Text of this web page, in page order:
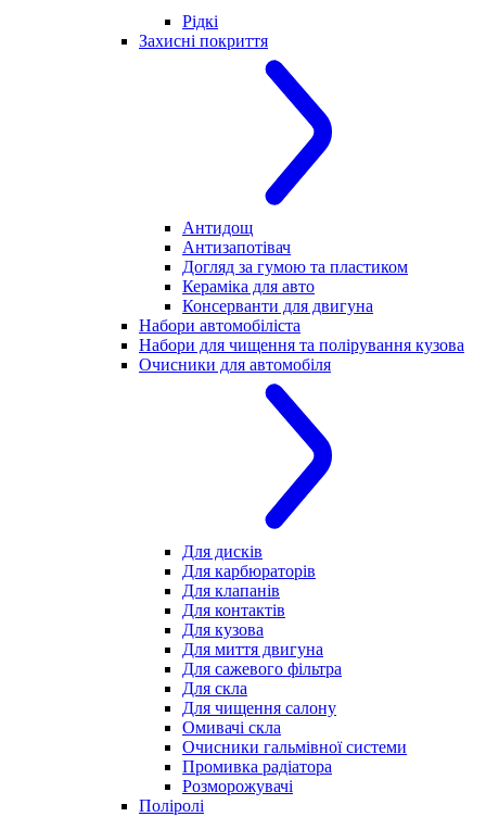
Рідкі
Захисні покриття
Антидощ
Антизапотівач
Догляд за гумою та пластиком
Кераміка для авто
Консерванти для двигуна
Набори автомобіліста
Набори для чищення та полірування кузова
Очисники для автомобіля
Для дисків
Для карбюраторів
Для клапанів
Для контактів
Для кузова
Для миття двигуна
Для сажевого фільтра
Для скла
Для чищення салону
Омивачі скла
Очисники гальмівної системи
Промивка радіатора
Розморожувачі
Поліролі